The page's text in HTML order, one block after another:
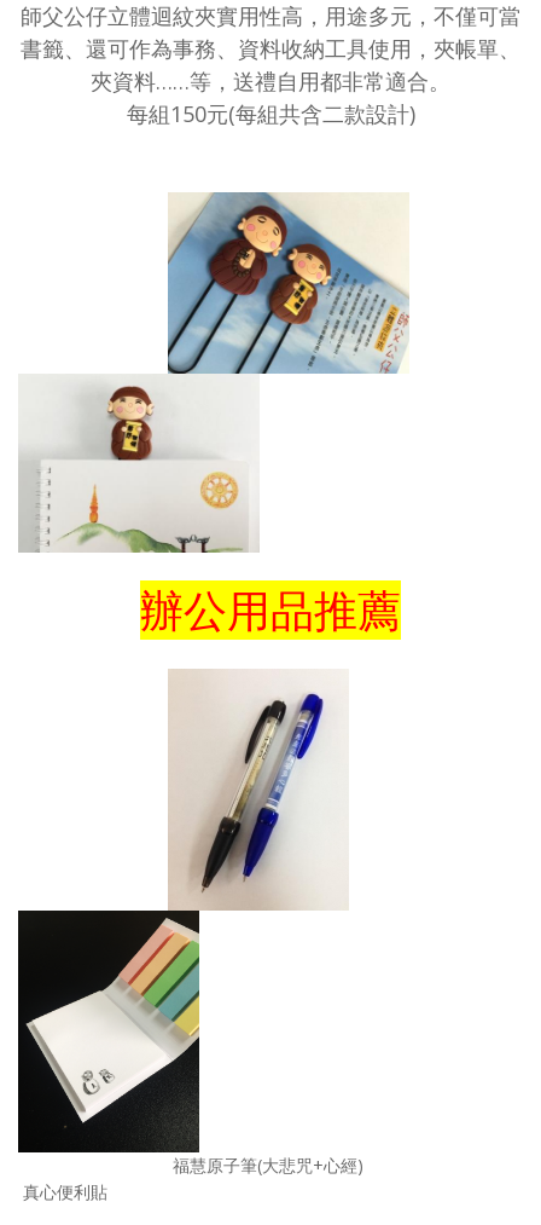
師父公仔立體迴紋夾實用性高，用途多元，不僅可當
書籤、還可作為事務、資料收納工具使用，夾帳單、
夾資料……等，送禮自用都非常適合。
每組150元(每組共含二款設計)
辦公用品推薦
福慧原子筆(大悲咒+心經)
真心便利貼